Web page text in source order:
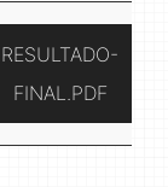
RESULTADO-
FINAL.PDF